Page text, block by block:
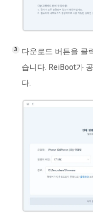
다운로드 버튼을 클
습니다. ReiBoot가
다.